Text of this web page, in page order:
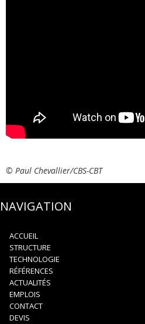
© Paul Chevallier/CBS-CBT
NAVIGATION
ACCUEIL
STRUCTURE
TECHNOLOGIE
RÉFÉRENCES
ACTUALITÉS
EMPLOIS
CONTACT
DEVIS